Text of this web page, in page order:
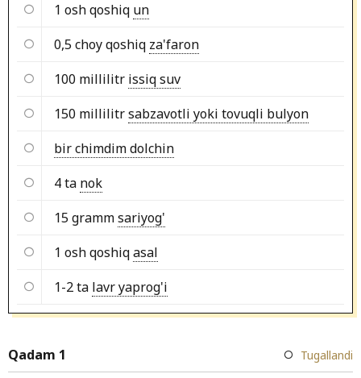
1 osh qoshiq un
0,5 choy qoshiq za'faron
100 millilitr issiq suv
150 millilitrsabzavotli yoki tovuqli bulyon
bir chimdim dolchin
4 ta nok
15 grammsariyog'
1 osh qoshiqasal
1-2 ta lavr yaprog'i
Qadam 1 Tugallandi